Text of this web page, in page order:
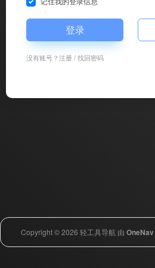
登录
没有账号？注册/找回密码
Copyright © 2026 轻工具导航 由 OneNav